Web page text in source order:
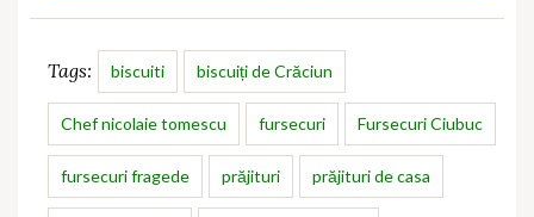
Tags: biscuiti biscuiți de Crăciun
Chef nicolaie tomescu fursecuri Fursecuri Ciubuc
fursecuri fragede prăjituri prăjituri de casa